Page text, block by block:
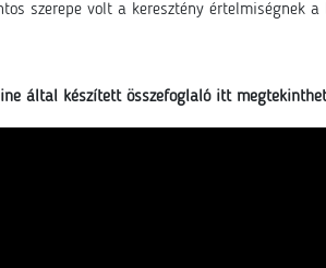
szerepe volt a keresztény
által készített összefoglaló itt